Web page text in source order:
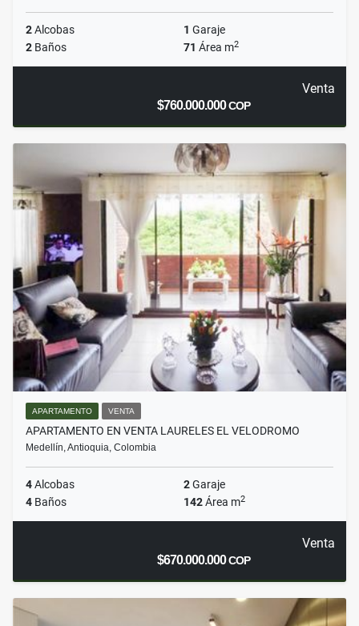
2Alcobas 1 Garaje
2 Baños 71 Área m2
Venta
$760.000.000COP
APARTAMENTO VENTA
APARTAMENTO EN VENTA LAURELES EL VELODROMO
Medellín, Antioquia, Colombia
4Alcobas 2Garaje
4 Baños 142Área m2
Venta
$670.000.000COP